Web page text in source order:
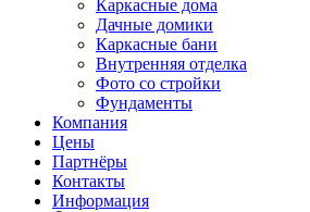
Каркасные дома
Дачные домики
Каркасные бани
Внутренняя отделка
Фото со стройки
Фундаменты
Компания
Цены
Партнёры
Контакты
Информация